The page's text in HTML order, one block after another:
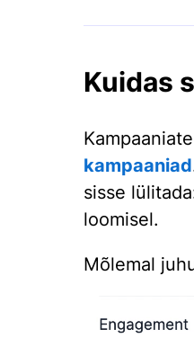
Kuidas
kampaaniad
sisse
loomisel.
Mõlemal